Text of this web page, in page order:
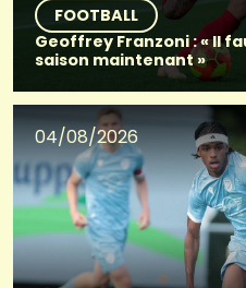
FOOTBALL
Geoffrey Franzoni : « Il
saison maintenant »
04/08/2026